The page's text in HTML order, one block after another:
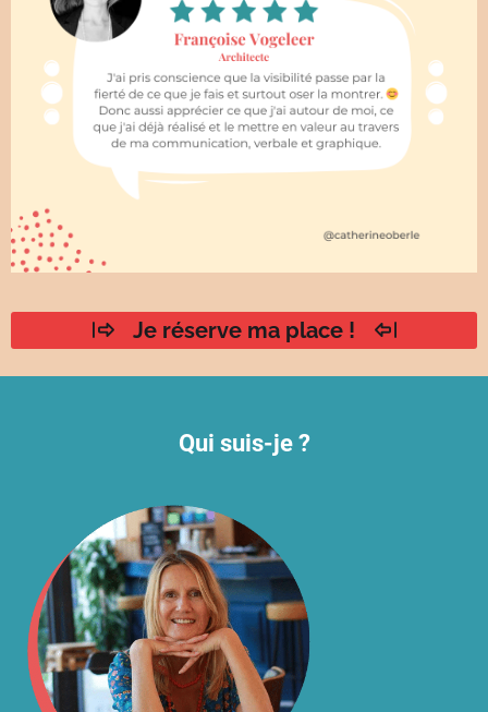
Je réserve ma place !
Qui suis-je ?